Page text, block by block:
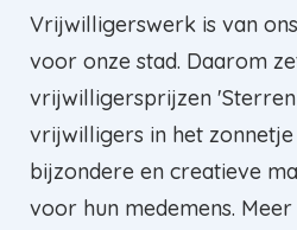
Vrijwilligerswerk is van
voor onze stad. Daarom
vrijwilligersprijzen
vrijwilligers in het
bijzondere en creatieve
voor hun medemens.